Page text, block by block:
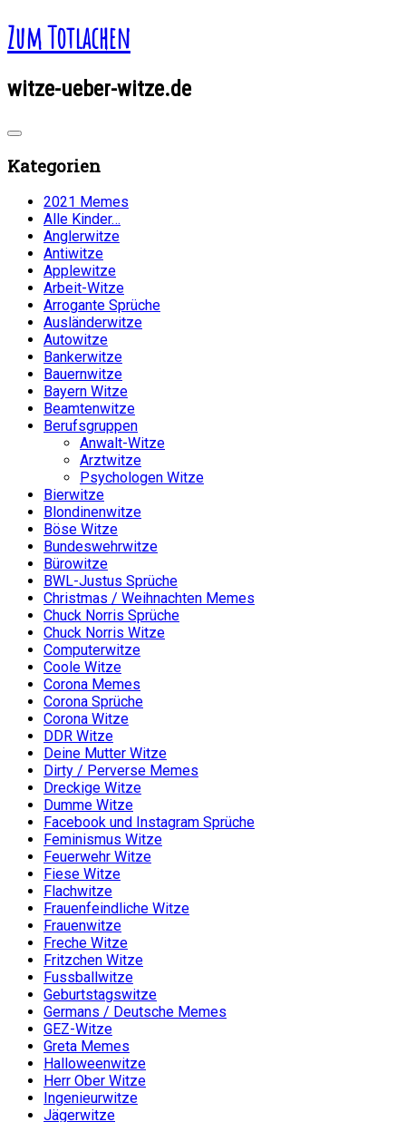
Zum Totlachen
witze-ueber-witze.de
Kategorien
2021 Memes
Alle Kinder…
Anglerwitze
Antiwitze
Applewitze
Arbeit-Witze
Arrogante Sprüche
Ausländerwitze
Autowitze
Bankerwitze
Bauernwitze
Bayern Witze
Beamtenwitze
Berufsgruppen
Anwalt-Witze
Arztwitze
Psychologen Witze
Bierwitze
Blondinenwitze
Böse Witze
Bundeswehrwitze
Bürowitze
BWL-Justus Sprüche
Christmas / Weihnachten Memes
Chuck Norris Sprüche
Chuck Norris Witze
Computerwitze
Coole Witze
Corona Memes
Corona Sprüche
Corona Witze
DDR Witze
Deine Mutter Witze
Dirty / Perverse Memes
Dreckige Witze
Dumme Witze
Facebook und Instagram Sprüche
Feminismus Witze
Feuerwehr Witze
Fiese Witze
Flachwitze
Frauenfeindliche Witze
Frauenwitze
Freche Witze
Fritzchen Witze
Fussballwitze
Geburtstagswitze
Germans / Deutsche Memes
GEZ-Witze
Greta Memes
Halloweenwitze
Herr Ober Witze
Ingenieurwitze
Jägerwitze